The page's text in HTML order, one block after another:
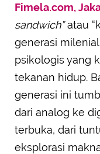
yang Kaku
Mereka Melek
Tren
Mereka Bisa
Bijak
Mereka Mampu
Penghasilan
Mereka Belajar
Fimela.com,
sandwich”atau
generasi
psikologis yang
tekanan hidup.
generasi ini
dari analog ke
terbuka, dari
eksplorasi